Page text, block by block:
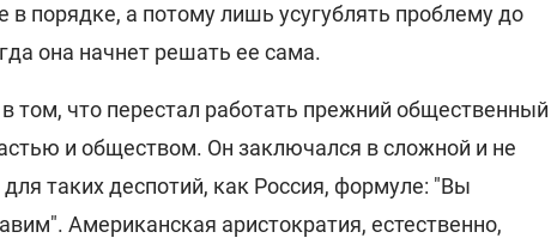
в порядке, а потому лишь усугублять проблему до
она начнет решать ее сама.
том, что перестал работать прежний общественный
и обществом. Он заключался в сложной и не
таких деспотий, как Россия, формуле: "Вы
Американская аристократия, естественно,